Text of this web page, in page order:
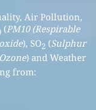
Air Pollution,
(PM10 (Respirable
), SO2 (Sulphur
Ozone) and Weather
from: